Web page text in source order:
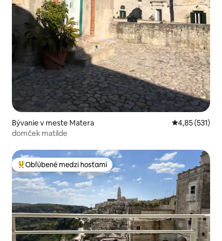
Bývanie v meste Matera Priemerné
4,85 (531)
domček matilde
Najobľúbenejšie medzi hosťami
Obľúbené medzi hosťami